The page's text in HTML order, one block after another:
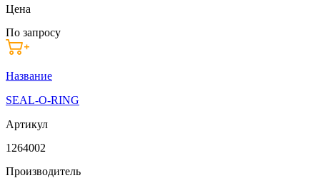
Цена
По запросу
Название
SEAL-O-RING
Артикул
1264002
Производитель